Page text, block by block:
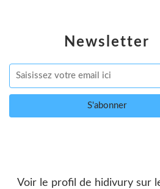
Newsletter
Voir le profil de hidivury sur